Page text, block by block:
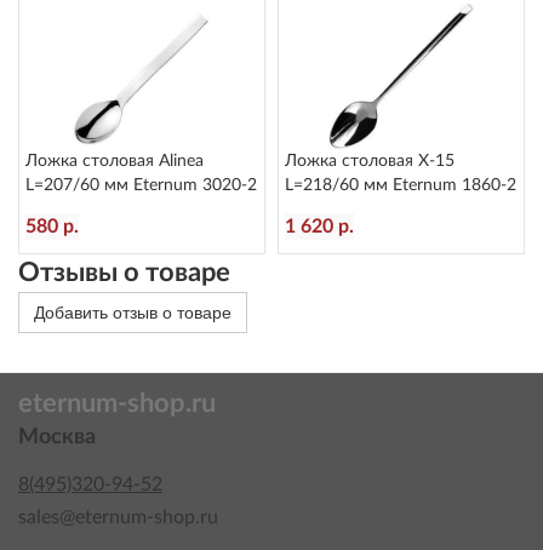
Ложка столовая Alinea
L=207/60 мм Eternum 3020-2
580 р.
Ложка столовая X-15
L=218/60 мм Eternum 1860-2
1 620 р.
Отзывы о товаре
Добавить отзыв о товаре
eternum-shop.ru
Москва
8(495)320-94-52
sales@eternum-shop.ru